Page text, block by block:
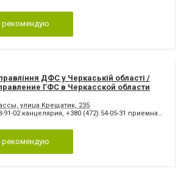
рекомендую
ДФС у Черкаській області /
ГФС в Черкасской области
улица Крещатик, 235
91-02 канцелярия, +380 (472) 54-05-31 приемная ,
рекомендую